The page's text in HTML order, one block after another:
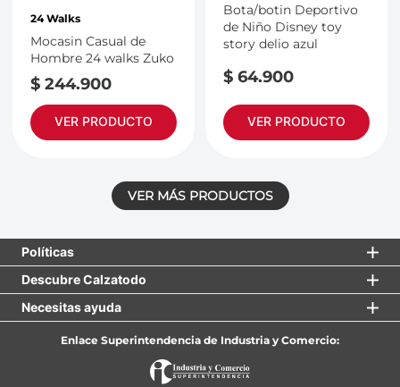
24 Walks
Mocasin Casual de
Hombre 24 walks Zuko
$ 244.900
VER PRODUCTO
Bota/botin Deportivo
de Niño Disney toy
story delio azul
$ 64.900
VER PRODUCTO
Políticas
Descubre Calzatodo
Necesitas ayuda
Enlace Superintendencia de Industria y Comercio: